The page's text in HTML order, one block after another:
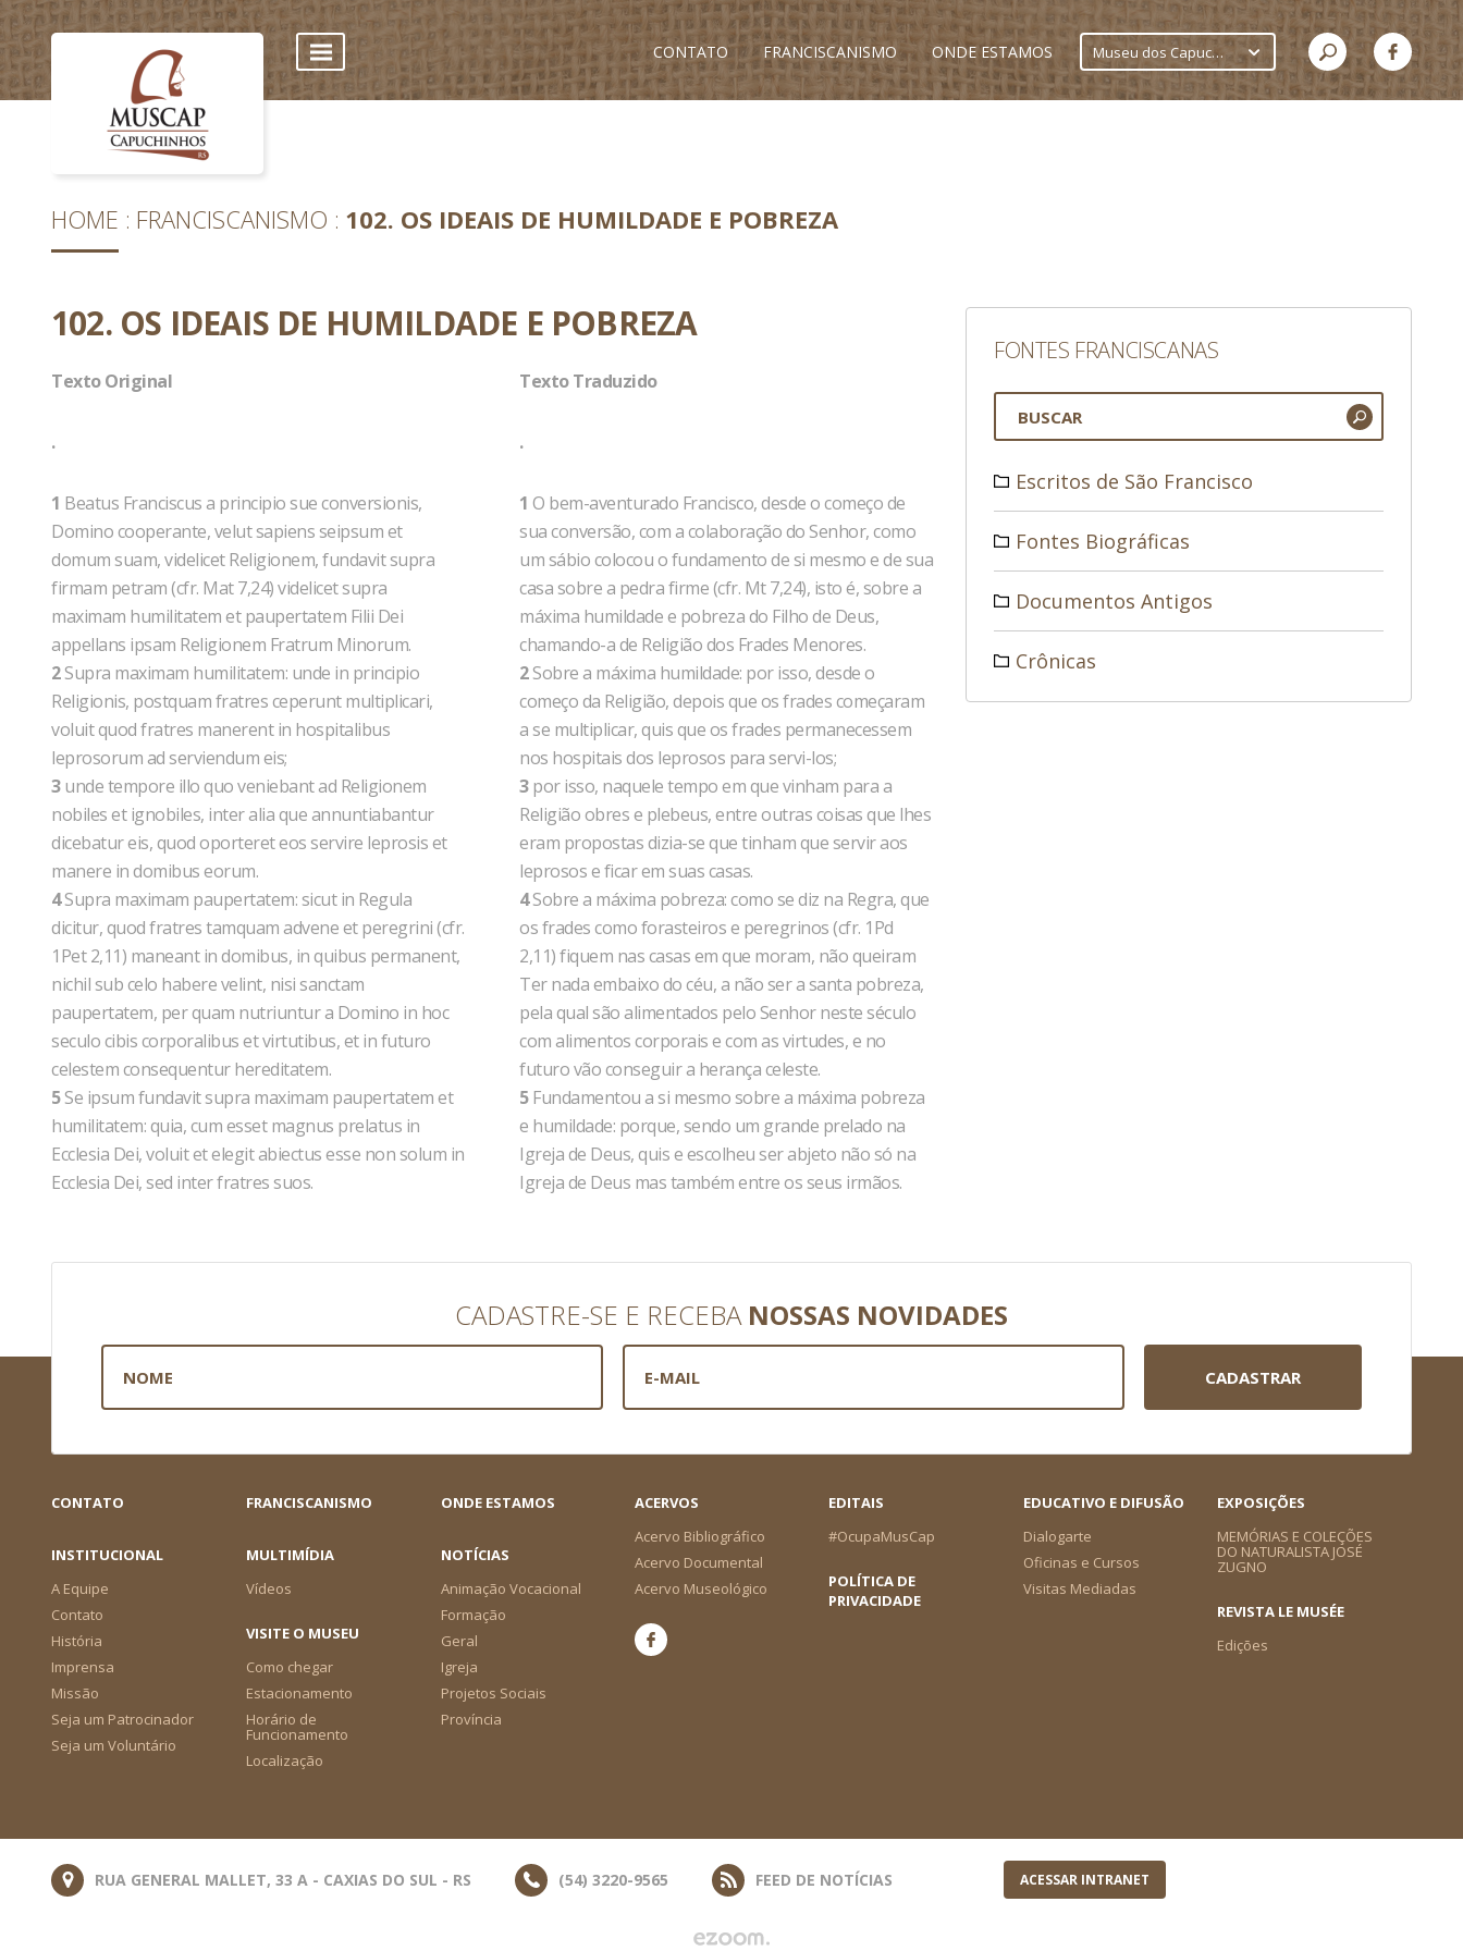
CONTATO FRANCISCANISMO ONDE ESTAMOS Museu dos Capuchinhos
HOME FRANCISCANISMO 102. OS IDEAIS DE HUMILDADE E POBREZA
102. OS IDEAIS DE HUMILDADE E POBREZA
Texto Original
.
1 Beatus Franciscus a principio sue conversionis,
Domino cooperante, velut sapiens seipsum et
domum suam, videlicet Religionem, fundavit supra
firmam petram (cfr. Mat 7,24) videlicet supra
maximam humilitatem et paupertatem Filii Dei
appellans ipsam Religionem Fratrum Minorum.
2Supra maximam humilitatem: unde in principio
Religionis, postquam fratres ceperunt multiplicari,
voluit quod fratres manerent in hospitalibus
leprosorum ad serviendum eis;
3unde tempore illo quo veniebant ad Religionem
nobiles et ignobiles, inter alia que annuntiabantur
dicebatur eis, quod oporteret eos servire leprosis et
manere in domibus eorum.
4Supra maximam paupertatem: sicut in Regula
dicitur, quod fratres tamquam advene et peregrini (cfr.
1Pet 2,11) maneant in domibus, in quibus permanent,
nichil sub celo habere velint, nisi sanctam
paupertatem, per quam nutriuntur a Domino in hoc
seculo cibis corporalibus et virtutibus, et in futuro
celestem consequentur hereditatem.
5Se ipsum fundavit supra maximam paupertatem et
humilitatem: quia, cum esset magnus prelatus in
Ecclesia Dei, voluit et elegit abiectus esse non solum in
Ecclesia Dei, sed inter fratres suos.
Texto Traduzido
.
1 O bem-aventurado Francisco, desde o começo de
sua conversão, com a colaboração do Senhor, como
um sábio colocou o fundamento de si mesmo e de sua
casa sobre a pedra firme (cfr. Mt 7,24), isto é, sobre a
máxima humildade e pobreza do Filho de Deus,
chamando-a de Religião dos Frades Menores.
2Sobre a máxima humildade: por isso, desde o
começo da Religião, depois que os frades começaram
a se multiplicar, quis que os frades permanecessem
nos hospitais dos leprosos para servi-los;
3por isso, naquele tempo em que vinham para a
Religião obres e plebeus, entre outras coisas que lhes
eram propostas dizia-se que tinham que servir aos
leprosos e ficar em suas casas.
4Sobre a máxima pobreza: como se diz na Regra, que
os frades como forasteiros e peregrinos (cfr. 1Pd
2,11) fiquem nas casas em que moram, não queiram
Ter nada embaixo do céu, a não ser a santa pobreza,
pela qual são alimentados pelo Senhor neste século
com alimentos corporais e com as virtudes, e no
futuro vão conseguir a herança celeste.
5Fundamentou a si mesmo sobre a máxima pobreza
e humildade: porque, sendo um grande prelado na
Igreja de Deus, quis e escolheu ser abjeto não só na
Igreja de Deus mas também entre os seus irmãos.
FONTES FRANCISCANAS
Escritos de São Francisco
Fontes Biográficas
Documentos Antigos
Crônicas
CADASTRE-SE E RECEBA NOSSAS NOVIDADES
CADASTRAR
CONTATO FRANCISCANISMO ONDE ESTAMOS
ACERVOS
Acervo Bibliográfico
Acervo Documental
Acervo Museológico
EDITAIS
#OcupaMusCap
EDUCATIVO E DIFUSÃO
Dialogarte
Oficinas e Cursos
Visitas Mediadas
EXPOSIÇÕES
MEMÓRIAS E COLEÇÕES
DO NATURALISTA JOSÉ
ZUGNO
INSTITUCIONAL
A Equipe
Contato
História
Imprensa
Missão
Seja um Patrocinador
Seja um Voluntário
MULTIMÍDIA
Vídeos
NOTÍCIAS
Animação Vocacional
Formação
Geral
Igreja
Projetos Sociais
Província
POLÍTICA DE
PRIVACIDADE
REVISTA LE MUSÉE
Edições
VISITE O MUSEU
Como chegar
Estacionamento
Horário de
Funcionamento
Localização
RUA GENERAL MALLET, 33 A - CAXIAS DO SUL - RS (54) 3220-9565 FEED DE NOTÍCIAS ACESSAR INTRANET